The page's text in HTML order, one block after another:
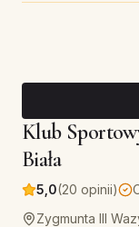
Klub
Biała
5,0(20 opinii)
Zygmunta III